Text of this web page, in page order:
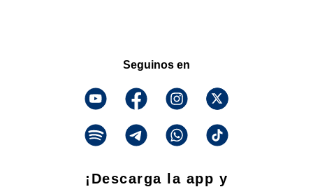
Seguinos en
¡Descarga la app y